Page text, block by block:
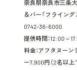
奈良県奈良市三条大
＆バー「フライング
0742-36-6000
提供時間：12:00～
料金：アフタヌー
ー7,900円（2名以上